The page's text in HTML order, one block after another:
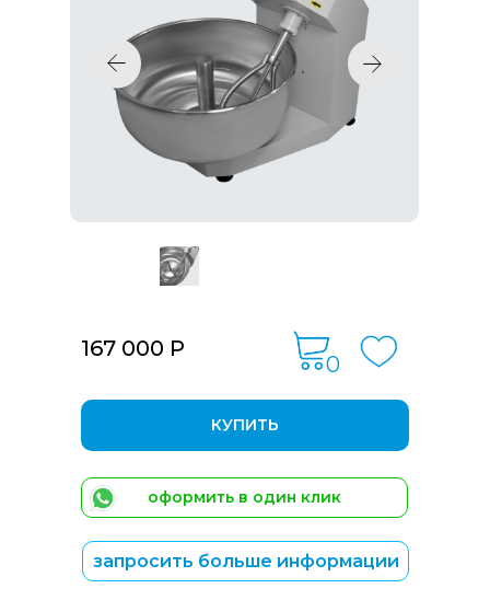
0
запросить больше информации
оформить в один клик
КУПИТЬ
167 000 Р